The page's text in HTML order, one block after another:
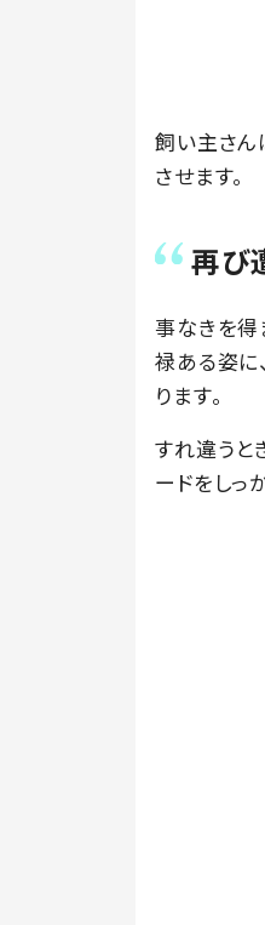
飼い主さん
させます。
再び
事なきを得
禄ある姿に
ります。
すれ違うと
ードをしっ